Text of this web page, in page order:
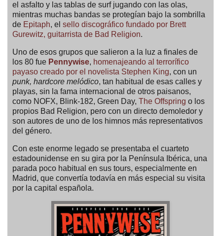
el asfalto y las tablas de surf jugando con las olas,
mientras muchas bandas se protegían bajo la sombrilla
de Epitaph, el sello discográfico fundado por Brett
Gurewitz, guitarrista de Bad Religion.
Uno de esos grupos que salieron a la luz a finales de
los 80 fue Pennywise, homenajeando al terrorífico
payaso creado por el novelista Stephen King, con un
punk, hardcore melódico, tan habitual de esas calles y
playas, sin la fama internacional de otros paisanos,
como NOFX, Blink-182, Green Day, The Offspring o los
propios Bad Religion, pero con un directo demoledor y
son autores de uno de los himnos más representativos
del género.
Con este enorme legado se presentaba el cuarteto
estadounidense en su gira por la Península Ibérica, una
parada poco habitual en sus tours, especialmente en
Madrid, que convertía todavía en más especial su visita
por la capital española.